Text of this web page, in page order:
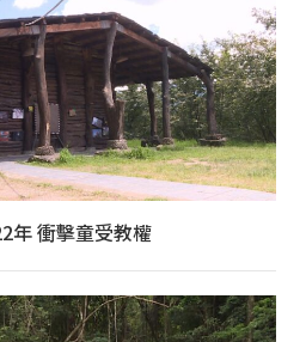
年 衝擊童受教權